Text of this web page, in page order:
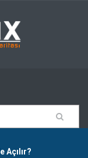
Açılır?